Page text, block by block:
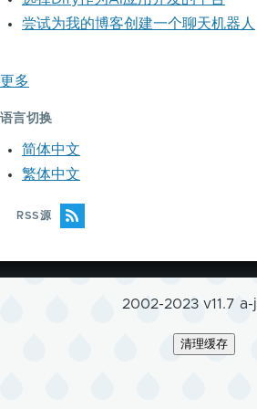
尝试为我的博客创建一个聊天机器人
更多
语言切换
简体中文
繁体中文
RSS源
2002-2023 v11.7